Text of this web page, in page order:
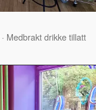
· Medbrakt drikke tillatt